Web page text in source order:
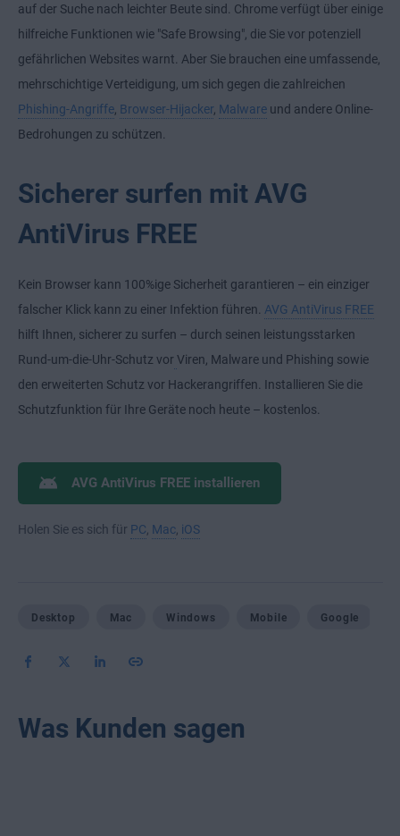
auf der Suche nach leichter Beute sind. Chrome verfügt über einige
hilfreiche Funktionen wie "Safe Browsing", die Sie vor potenziell
gefährlichen Websites warnt. Aber Sie brauchen eine umfassende,
mehrschichtige Verteidigung, um sich gegen die zahlreichen
Phishing-Angriffe, Browser-Hijacker, Malware und andere Online-
Bedrohungen zu schützen.
Sicherer surfen mit AVG
AntiVirus FREE
Kein Browser kann 100%ige Sicherheit garantieren – ein einziger
falscher Klick kann zu einer Infektion führen. AVG AntiVirus FREE
hilft Ihnen, sicherer zu surfen – durch seinen leistungsstarken
Rund-um-die-Uhr-Schutz vor Viren, Malware und Phishing sowie
den erweiterten Schutz vor Hackerangriffen. Installieren Sie die
Schutzfunktion für Ihre Geräte noch heute – kostenlos.
AVG AntiVirus FREE installieren
Holen Sie es sich für PC, Mac, iOS
Desktop Mac Windows Mobile Google
Was Kunden sagen